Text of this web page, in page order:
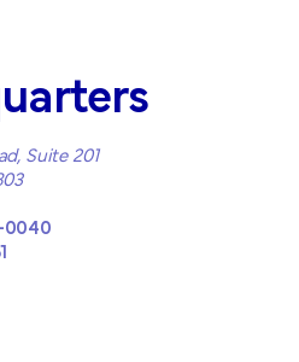
Suite 201
0040